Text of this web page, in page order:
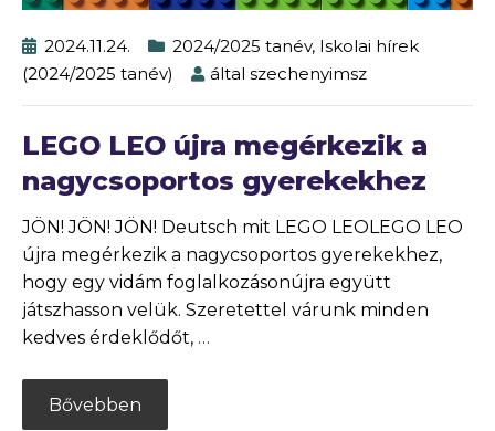
2024.11.24. 2024/2025 tanév, Iskolai hírek
(2024/2025 tanév)
által szechenyimsz
LEGO LEO újra megérkezik a
nagycsoportos gyerekekhez
JÖN! JÖN! JÖN! Deutsch mit LEGO LEOLEGO LEO
újra megérkezik a nagycsoportos gyerekekhez,
hogy egy vidám foglalkozásonújra együtt
játszhasson velük. Szeretettel várunk minden
kedves érdeklődőt, …
Bővebben